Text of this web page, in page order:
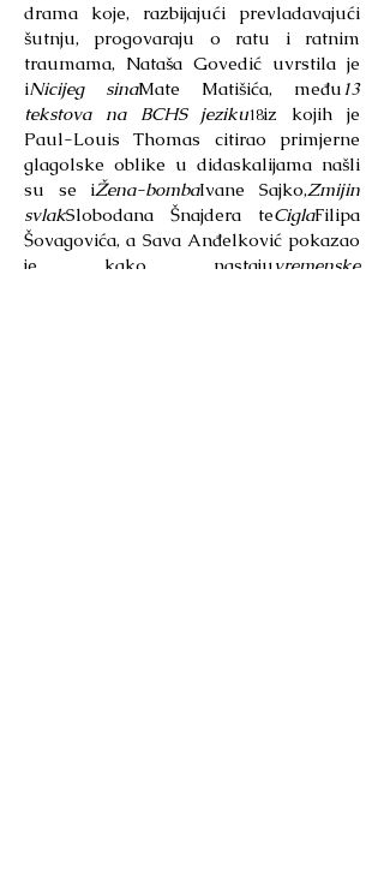
drama koje, razbijajući prevladavajući
šutnju, progovaraju o ratu i ratnim
traumama, Nataša Govedić uvrstila je
iNicijeg sinaMate Matišića, među13
tekstova na BCHS jeziku18iz kojih je
Paul-Louis Thomas citirao primjerne
glagolske oblike u didaskalijama našli
su se iŽena-bombaIvane Sajko,Zmijin
svlakSlobodana Šnajdera teCiglaFilipa
Šovagovića, a Sava Anđelković pokazao
je kako nastajuvremenske